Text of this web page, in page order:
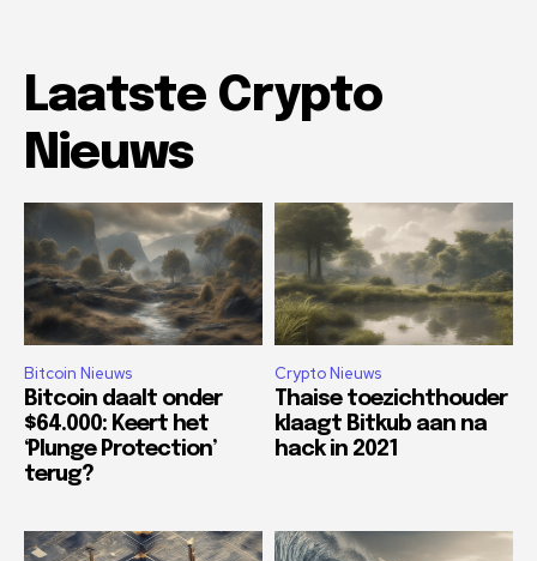
Laatste Crypto
Nieuws
Bitcoin Nieuws
Bitcoin daalt onder
$64.000: Keert het
‘Plunge Protection’
terug?
Crypto Nieuws
Thaise toezichthouder
klaagt Bitkub aan na
hack in 2021